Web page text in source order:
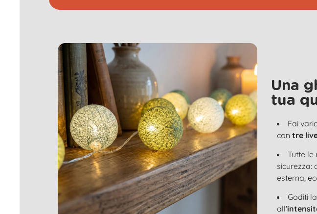
Una
tua
Fai
contre
Tutte
sicurezza:
esterna,
Goditi
all'